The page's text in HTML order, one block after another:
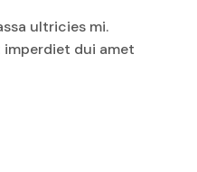
ultricies mi.
dui amet